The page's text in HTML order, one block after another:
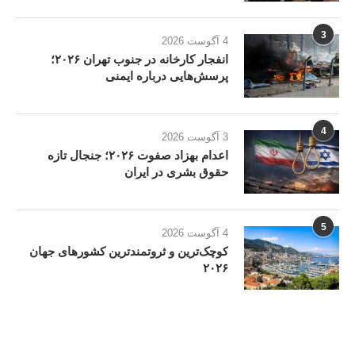
3 4 آگوست 2026
انفجار کارخانه در جنوب تهران ۲۰۲۶؛
پرسش‌هایی درباره ایمنی
4 3 آگوست 2026
اعدام بهزاد صفوت ۲۰۲۶؛ جنجال تازه
حقوق بشری در ایران
5 4 آگوست 2026
کوچک‌ترین و ثروتمندترین کشورهای جهان
۲۰۲۶